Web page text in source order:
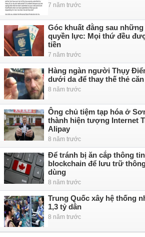
7 năm trước
Góc khuất đằng sau
quyền lực: Mọi thứ đều
tiền
7 năm trước
Hàng ngàn người Thụy
dưới da để thay thế thẻ
8 năm trước
Ông chủ tiệm tạp hóa ở
thành hiện tượng Internet
Alipay
8 năm trước
Để tránh bị ăn cắp thông
blockchain để lưu trữ
dùng
8 năm trước
Trung Quốc xây hệ thống
1,3 tỷ dân
8 năm trước